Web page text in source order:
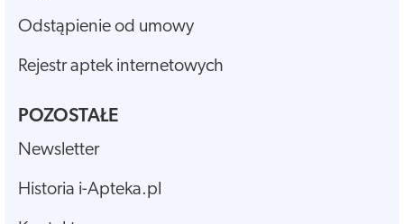
Odstąpienie od umowy
Rejestr aptek internetowych
POZOSTAŁE
Newsletter
Historia i-Apteka.pl